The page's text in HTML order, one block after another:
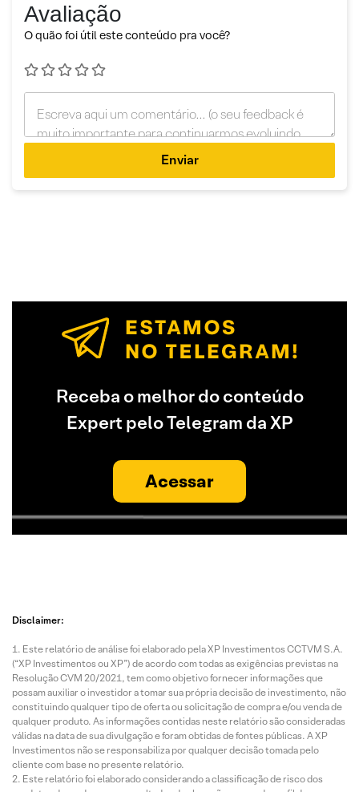
Avaliação
O quão foi útil este conteúdo pra você?
Enviar
Receba o melhor do conteúdo
Expert pelo Telegram da XP
Acessar
Disclaimer:
Este relatório de análise foi elaborado pela XP Investimentos CCTVM S.A.
(“XP Investimentos ou XP”) de acordo com todas as exigências previstas na
Resolução CVM 20/2021, tem como objetivo fornecer informações que
possam auxiliar o investidor a tomar sua própria decisão de investimento, não
constituindo qualquer tipo de oferta ou solicitação de compra e/ou venda de
qualquer produto. As informações contidas neste relatório são consideradas
válidas na data de sua divulgação e foram obtidas de fontes públicas. A XP
Investimentos não se responsabiliza por qualquer decisão tomada pelo
cliente com base no presente relatório.
Este relatório foi elaborado considerando a classificação de risco dos